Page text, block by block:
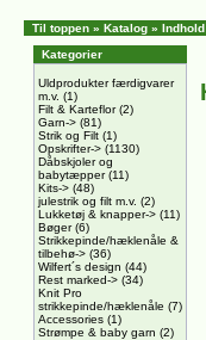
Til toppen » Katalog »
Kategorier
Uldprodukter færdigvarer
m.v. (1)
Filt & Karteflor(2)
Garn-> (81)
Strik og Filt (1)
Opskrifter-> (1130)
Dåbskjoler og
babytæpper(11)
Kits-> (48)
julestrik og filt m.v. (2)
Lukketøj & knapper-> (11)
Bøger(6)
Strikkepinde/hæklenåle &
tilbehø-> (36)
Wilfert´s design (44)
Rest marked-> (34)
Knit Pro
strikkepinde/hæklenåle (7)
Accessories (1)
Strømpe & baby garn (2)